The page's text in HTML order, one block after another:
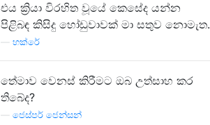
එය ක්‍රියා විරහිත වූයේ කෙසේද යන්න
පිළිබඳ කිසිදු හෝඩුවාවක් මා සතුව නොමැත.
හක්රේ
තේමාව වෙනස් කිරීමට ඔබ උත්සාහ කර
තිබේද?
ජෙස්පර් ජෙන්සන්